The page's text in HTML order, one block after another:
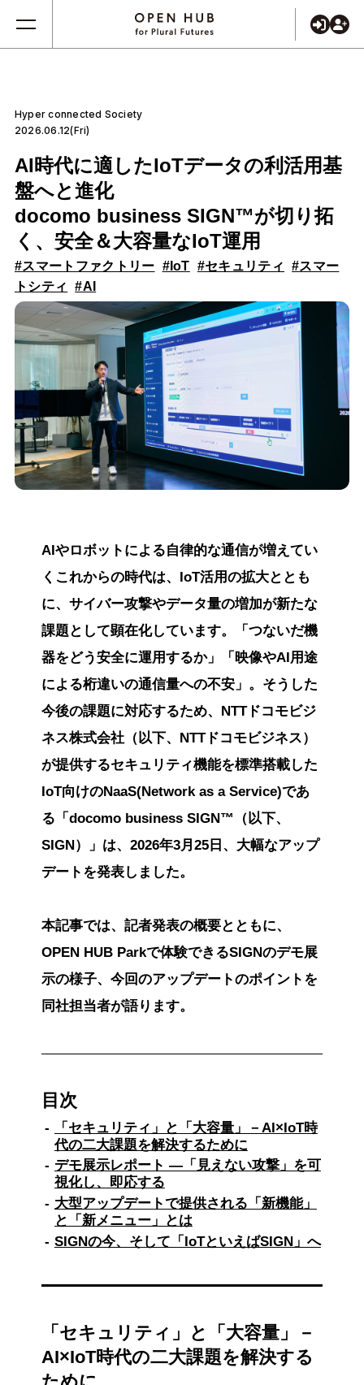
Hyper connected Society
2026.06.12(Fri)
AI時代に適したIoTデータの利活用基
盤へと進化
docomo business SIGN™が切り拓
く、安全＆大容量なIoT運用
#スマートファクトリー #IoT #セキュリティ
#スマー
トシティ
#AI
AIやロボットによる自律的な通信が増えてい
くこれからの時代は、IoT活用の拡大ととも
に、サイバー攻撃やデータ量の増加が新たな
課題として顕在化しています。「つないだ機
器をどう安全に運用するか」「映像やAI用途
による桁違いの通信量への不安」。そうした
今後の課題に対応するため、NTTドコモビジ
ネス株式会社（以下、NTTドコモビジネス）
が提供するセキュリティ機能を標準搭載した
IoT向けのNaaS(Network as a Service)であ
る「docomo business SIGN™（以下、
SIGN）」は、2026年3月25日、大幅なアップ
デートを発表しました。
本記事では、記者発表の概要とともに、
OPEN HUB Parkで体験できるSIGNのデモ展
示の様子、今回のアップデートのポイントを
同社担当者が語ります。
目次
「セキュリティ」と「大容量」－AI×IoT時
代の二大課題を解決するために
デモ展示レポート —「見えない攻撃」を可
視化し、即応する
大型アップデートで提供される「新機能」
と「新メニュー」とは
SIGNの今、そして「IoTといえばSIGN」へ
「セキュリティ」と「大容量」－
AI×IoT時代の二大課題を解決する